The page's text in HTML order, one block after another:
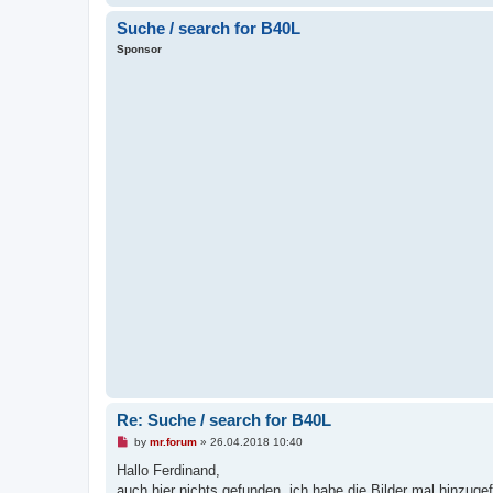
Suche / search for B40L
Sponsor
Re: Suche / search for B40L
U
r
by mr.forum» 26.04.2018 10:40
Hallo Ferdinand,